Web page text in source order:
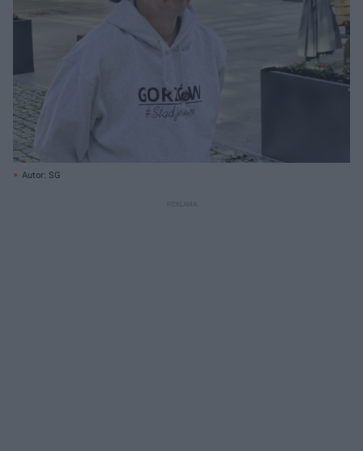
Autor: SG